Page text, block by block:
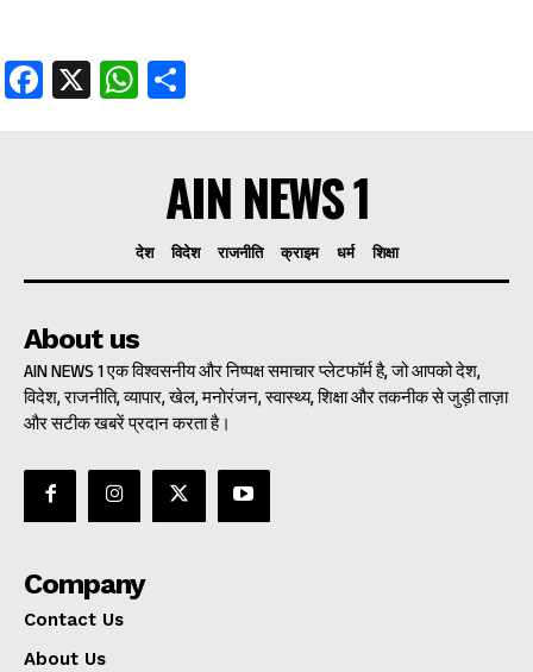
Facebook
X WhatsApp
AIN NEWS 1
देश विदेश राजनीति क्राइम धर्म शिक्षा
About us
AIN NEWS 1 एक विश्वसनीय और निष्पक्ष समाचार प्लेटफॉर्म है, जो आपको देश,
विदेश, राजनीति, व्यापार, खेल, मनोरंजन, स्वास्थ्य, शिक्षा और तकनीक से जुड़ी ताज़ा
और सटीक खबरें प्रदान करता है।
Company
Contact Us
About Us